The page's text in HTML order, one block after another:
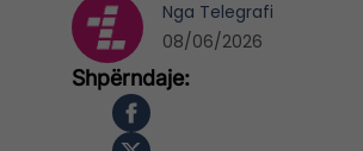
Nga Telegrafi
08/06/2026